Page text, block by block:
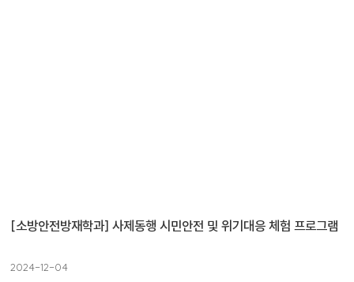
[소방안전방재학과] 사제동행 시민안전 및 위기대응 체험 프로그램
2024-12-04